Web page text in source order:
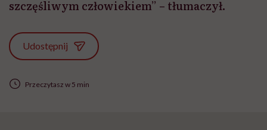
szczęśliwym człowiekiem” – tłumaczył.
Udostępnij
Przeczytasz w 5 min